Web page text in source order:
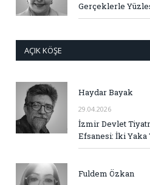
Gerçeklerle
AÇIK KÖŞE
Haydar Bayak
29.04.2026
İzmir Devlet
Efsanesi: İki
Fuldem Özkan